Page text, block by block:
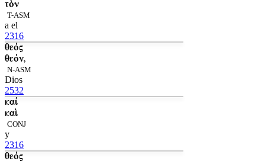
τὸν
T-ASM
a el
2316
θεός
θεόν,
N-ASM
Dios
2532
καί
καὶ
CONJ
y
2316
θεός